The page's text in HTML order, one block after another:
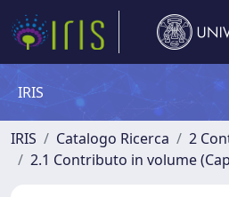
IRIS
IRIS Catalogo Ricerca
2
2.1 Contributo in volume